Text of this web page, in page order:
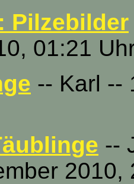
Pilzebilder
01:21
-- Karl --
--
2010,